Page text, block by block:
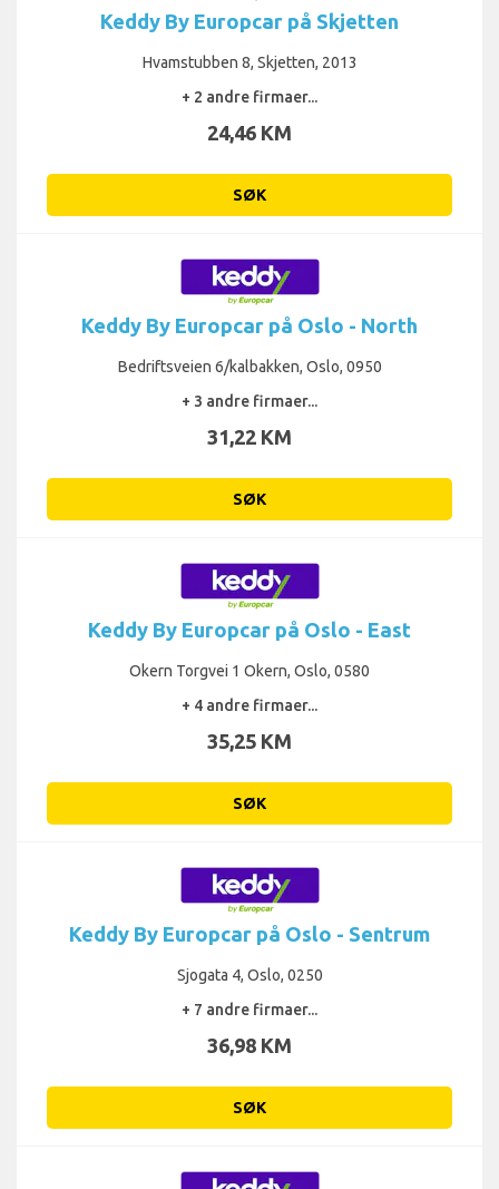
Keddy By Europcar på Skjetten
Hvamstubben 8, Skjetten, 2013
+ 2 andre firmaer...
24,46 KM
SØK
Keddy By Europcar på Oslo - North
Bedriftsveien 6/kalbakken, Oslo, 0950
+ 3 andre firmaer...
31,22 KM
SØK
Keddy By Europcar på Oslo - East
Okern Torgvei 1 Okern, Oslo, 0580
+ 4 andre firmaer...
35,25 KM
SØK
Keddy By Europcar på Oslo - Sentrum
Sjogata 4, Oslo, 0250
+ 7 andre firmaer...
36,98 KM
SØK